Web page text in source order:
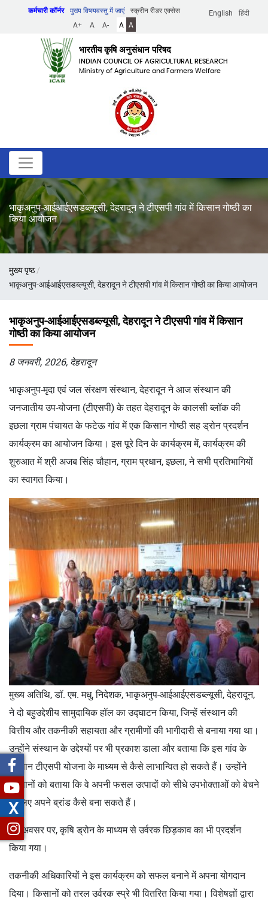
English हिंदी
कर्मचारी कॉर्नर मुख्य विषयवस्तु में जाएं
स्क्रीन रीडर एक्सेस
A+
A A- A A
भारतीय कृषि अनुसंधान परिषद
INDIAN COUNCIL OF AGRICULTURAL RESEARCH
Ministry of Agriculture and Farmers Welfare
भाकृअनुप-आईआईएसडब्ल्यूसी, देहरादून ने टीएसपी गांव में किसान गोष्ठी का
किया आयोजन
पग
चिन्ह
मुख्य पृष्ठ
भाकृअनुप-आईआईएसडब्ल्यूसी, देहरादून ने टीएसपी गांव में किसान गोष्ठी का किया आयोजन
भाकृअनुप-आईआईएसडब्ल्यूसी, देहरादून ने टीएसपी गांव में किसान
गोष्ठी का किया आयोजन
8 जनवरी, 2026, देहरादून
भाकृअनुप-मृदा एवं जल संरक्षण संस्थान, देहरादून ने आज संस्थान की
जनजातीय उप-योजना (टीएसपी) के तहत देहरादून के कालसी ब्लॉक की
इछला ग्राम पंचायत के फटेऊ गांव में एक किसान गोष्ठी सह ड्रोन प्रदर्शन
कार्यक्रम का आयोजन किया। इस पूरे दिन के कार्यक्रम में, कार्यक्रम की
शुरुआत में श्री अजब सिंह चौहान, ग्राम प्रधान, इछला, ने सभी प्रतिभागियों
का स्वागत किया।
मुख्य अतिथि, डॉ. एम. मधु, निदेशक, भाकृअनुप-आईआईएसडब्ल्यूसी, देहरादून,
ने दो बहुउद्देशीय सामुदायिक हॉल का उद्घाटन किया, जिन्हें संस्थान की
वित्तीय और तकनीकी सहायता और ग्रामीणों की भागीदारी से बनाया गया था।
उन्होंने संस्थान के उद्देश्यों पर भी प्रकाश डाला और बताया कि इस गांव के
किसान टीएसपी योजना के माध्यम से कैसे लाभान्वित हो सकते हैं। उन्होंने
किसानों को बताया कि वे अपनी फसल उत्पादों को सीधे उपभोक्ताओं को बेचने
के लिए अपने ब्रांड कैसे बना सकते हैं।
इस अवसर पर, कृषि ड्रोन के माध्यम से उर्वरक छिड़काव का भी प्रदर्शन
किया गया।
तकनीकी अधिकारियों ने इस कार्यक्रम को सफल बनाने में अपना योगदान
दिया। किसानों को तरल उर्वरक स्प्रे भी वितरित किया गया। विशेषज्ञों द्वारा
X